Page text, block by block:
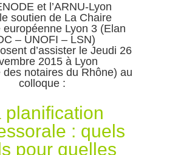
et l’ARNU-Lyon
soutien de La Chaire
européenne Lyon 3 (Elan
– UNOFI – LSN)
d’assister le Jeudi 26
2015 à Lyon
des notaires du Rhône) au
colloque :
planification
: quels
pour quelles